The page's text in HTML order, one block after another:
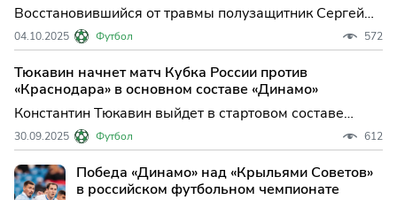
Восстановившийся от травмы полузащитник Сергей
Пиняев вошел в заявку московского "Локомотива" на
матч 11-го тура чемпионата России по футболу против
столичного "Динамо", с...
04.10.2025 Футбол 572
Тюкавин начнет матч Кубка России против
«Краснодара» в основном составе «Динамо»
Константин Тюкавин выйдет в стартовом составе
московского "Динамо" на матч пятого тура группового
этапа пути РПЛ Кубка России по футболу против
"Краснодара". Встреча гру...
30.09.2025 Футбол 612
Победа «Динамо» над «Крыльями Советов»
в российском футбольном чемпионате